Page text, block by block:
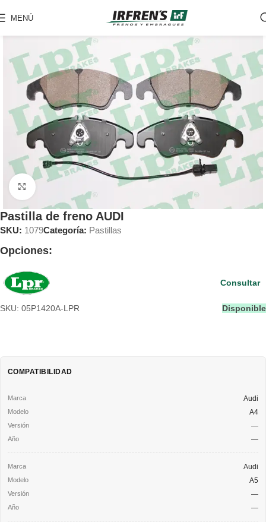
MENÚ
Pastilla de freno AUDI
SKU: 1079Categoría: Pastillas
Opciones:
SKU: 05P1420A-LPR Disponible
Consultar
COMPATIBILIDAD
Audi
A4
—
—
Audi
A5
—
—